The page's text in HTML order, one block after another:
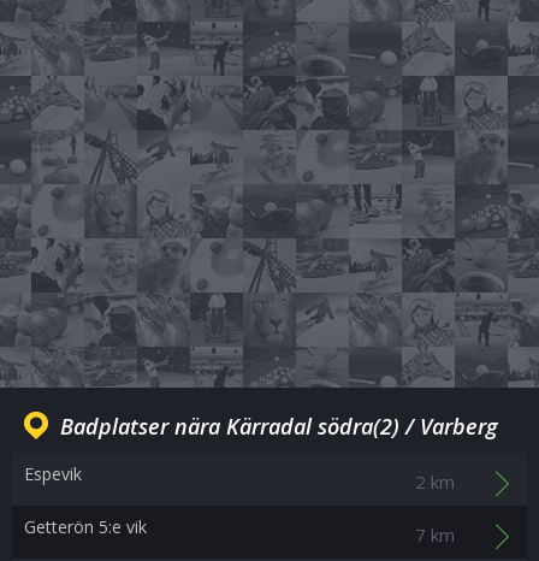
Badplatser nära Kärradal södra(2) / Varberg
Espevik 2 km
Getterön 5:e vik 7 km